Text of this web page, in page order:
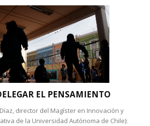
EL PENSAMIENTO
director del Magíster en Innovación y
de la Universidad Autónoma de Chile):